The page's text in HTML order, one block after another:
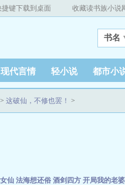
键下载到桌面 收藏读书族小说
书名
现代言情 轻小说 都市小
> 这破仙，不修也罢！ >
仙 法海想还俗 酒剑四方 开局我的老